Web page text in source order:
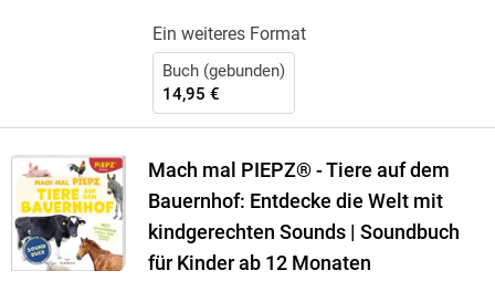
Ein weiteres Format
Buch (gebunden)
14,95 €
Mach mal PIEPZ® - Tiere auf dem
Bauernhof: Entdecke die Welt mit
kindgerechten Sounds | Soundbuch
für Kinder ab 12 Monaten